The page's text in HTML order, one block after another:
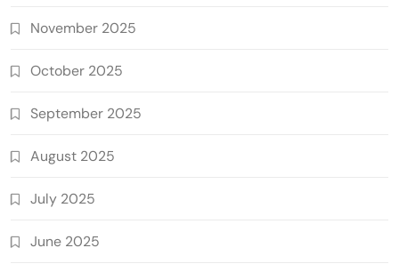
November 2025
October 2025
September 2025
August 2025
July 2025
June 2025